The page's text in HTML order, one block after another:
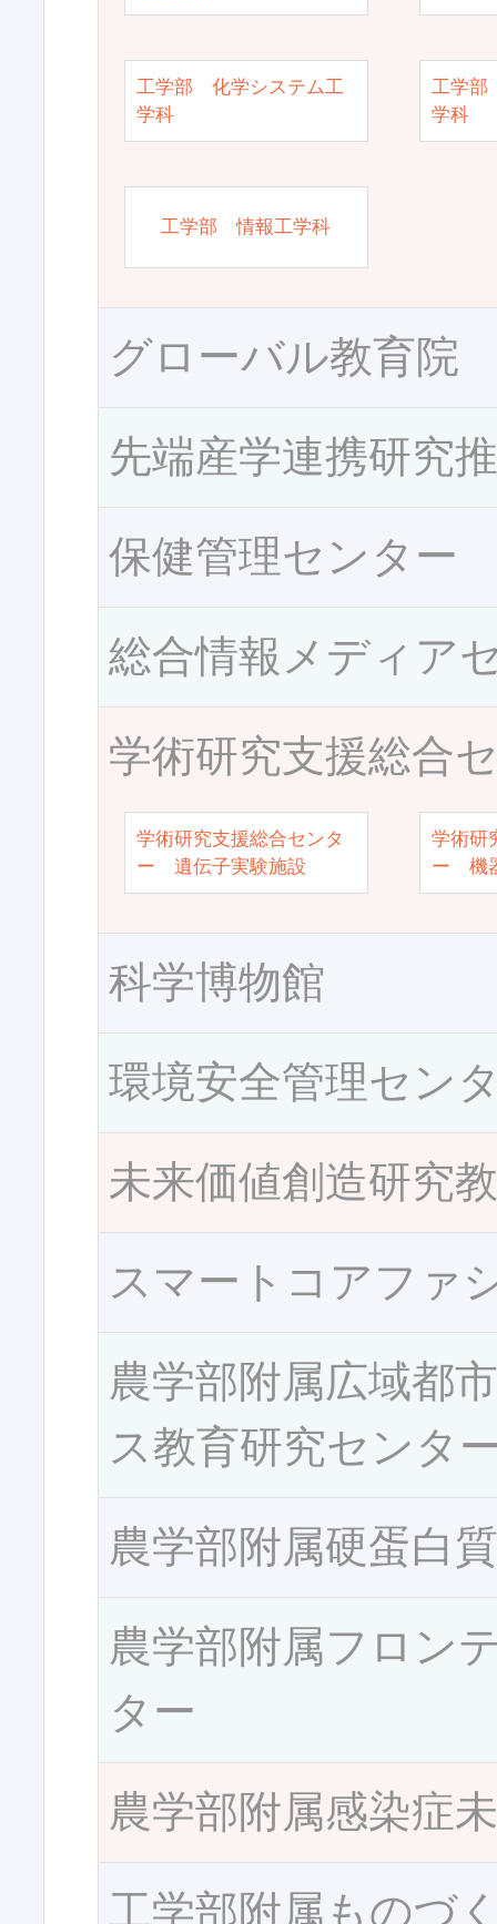
工学部 化学システム工
学科
工学部
学科
工学部 情報工学科
グローバル教育院
先端産学連携研究
保健管理センター
総合情報メディア
学術研究支援総合
学術研究支援総合センタ
ー 遺伝子実験施設
学術研
ー 機
科学博物館
環境安全管理セン
未来価値創造研究
スマートコアファ
農学部附属広域都
ス教育研究センタ
農学部附属硬蛋白
農学部附属フロン
ター
農学部附属感染症
工学部附属ものづ